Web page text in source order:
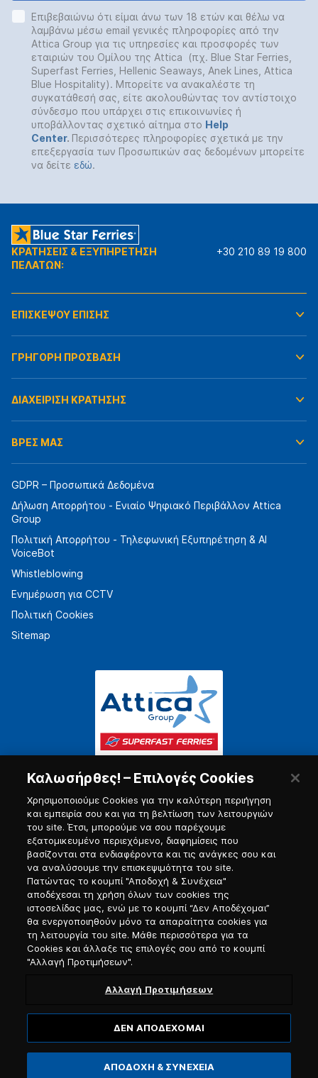
Επιβεβαιώνω ότι είμαι άνω των 18 ετών και θέλω να
λαμβάνω μέσω email γενικές πληροφορίες από την
Attica Group για τις υπηρεσίες και προσφορές των
εταιριών του Ομίλου της Attica (πχ. Blue Star Ferries,
Superfast Ferries, Hellenic Seaways, Anek Lines, Attica
Blue Hospitality). Μπορείτε να ανακαλέστε τη
συγκατάθεσή σας, είτε ακολουθώντας τον αντίστοιχο
σύνδεσμο που υπάρχει στις επικοινωνίες ή
υποβάλλοντας σχετικό αίτημα στο Help
Center. Περισσότερες πληροφορίες σχετικά με την
επεξεργασία των Προσωπικών σας δεδομένων μπορείτε
να δείτε εδώ.
ΚΡΑΤΗΣΕΙΣ & ΕΞΥΠΗΡΕΤΗΣΗ
ΠΕΛΑΤΩΝ:
+30 210 89 19 800
ΕΠΙΣΚΕΨΟΥ ΕΠΙΣΗΣ
ΓΡΗΓΟΡΗ ΠΡΟΣΒΑΣΗ
ΔΙΑΧΕΙΡΙΣΗ ΚΡΑΤΗΣΗΣ
ΒΡΕΣ ΜΑΣ
GDPR – Προσωπικά Δεδομένα
Δήλωση Απορρήτου - Ενιαίο Ψηφιακό Περιβάλλον Attica
Group
Πολιτική Απορρήτου - Τηλεφωνική Εξυπηρέτηση & AI
VoiceBot
Whistleblowing
Ενημέρωση για CCTV
Πολιτική Cookies
Sitemap
Πύλη Ναυτικού
© 2026, Blue Star Ferries / Αριθμός Γ.Ε.ΜΗ. 121913501000
Website designed & developed by
Καλωσήρθες! – Επιλογές Cookies
Χρησιμοποιούμε Cookies για την καλύτερη περιήγηση
και εμπειρία σου και για τη βελτίωση των λειτουργιών
του site. Έτσι, μπορούμε να σου παρέχουμε
εξατομικευμένο περιεχόμενο, διαφημίσεις που
βασίζονται στα ενδιαφέροντα και τις ανάγκες σου και
να αναλύσουμε την επισκεψιμότητα του site.
Πατώντας το κουμπί "Αποδοχή & Συνέχεια"
αποδέχεσαι τη χρήση όλων των cookies της
ιστοσελίδας μας, ενώ με το κουμπί “Δεν Αποδέχομαι”
θα ενεργοποιηθούν μόνο τα απαραίτητα cookies για
τη λειτουργία του site. Μάθε περισσότερα για τα
Cookies και άλλαξε τις επιλογές σου από το κουμπί
"Αλλαγή Προτιμήσεων".
Αλλαγή Προτιμήσεων
ΔΕΝ ΑΠΟΔΕΧΟΜΑΙ
ΑΠΟΔΟΧΗ & ΣΥΝΕΧΕΙΑ